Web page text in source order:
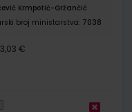
Krmpotić-Gržančić
broj ministarstva: 7038
€